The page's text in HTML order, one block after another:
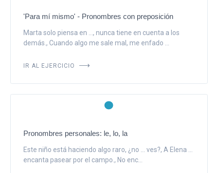
'Para mí mismo' - Pronombres con preposición
Marta solo piensa en ..., nunca tiene en cuenta a los
demás., Cuando algo me sale mal, me enfado ...
IR AL EJERCICIO
Pronombres personales: le, lo, la
Este niño está haciendo algo raro, ¿no ... ves?, A Elena ...
encanta pasear por el campo., No enc...